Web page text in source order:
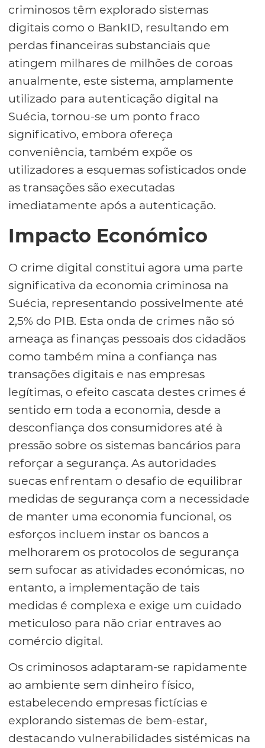
criminosos têm explorado sistemas
digitais como o BankID, resultando em
perdas financeiras substanciais que
atingem milhares de milhões de coroas
anualmente, este sistema, amplamente
utilizado para autenticação digital na
Suécia, tornou-se um ponto fraco
significativo, embora ofereça
conveniência, também expõe os
utilizadores a esquemas sofisticados onde
as transações são executadas
imediatamente após a autenticação.
Impacto Económico
O crime digital constitui agora uma parte
significativa da economia criminosa na
Suécia, representando possivelmente até
2,5% do PIB. Esta onda de crimes não só
ameaça as finanças pessoais dos cidadãos
como também mina a confiança nas
transações digitais e nas empresas
legítimas, o efeito cascata destes crimes é
sentido em toda a economia, desde a
desconfiança dos consumidores até à
pressão sobre os sistemas bancários para
reforçar a segurança. As autoridades
suecas enfrentam o desafio de equilibrar
medidas de segurança com a necessidade
de manter uma economia funcional, os
esforços incluem instar os bancos a
melhorarem os protocolos de segurança
sem sufocar as atividades económicas, no
entanto, a implementação de tais
medidas é complexa e exige um cuidado
meticuloso para não criar entraves ao
comércio digital.
Os criminosos adaptaram-se rapidamente
ao ambiente sem dinheiro físico,
estabelecendo empresas fictícias e
explorando sistemas de bem-estar,
destacando vulnerabilidades sistémicas na